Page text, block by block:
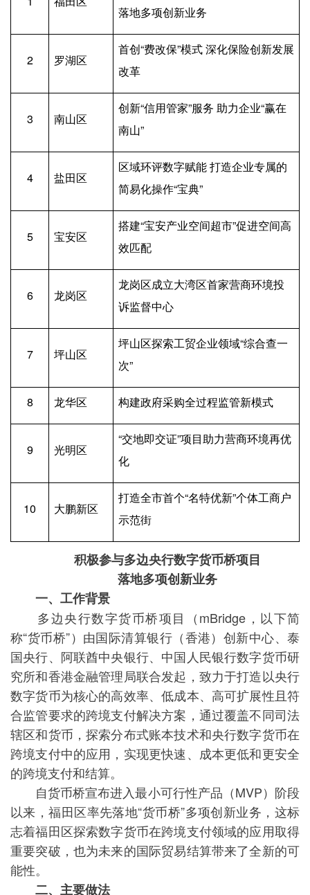
落地多项创新业务
2 罗湖区
首创“费改保”模式 深化保险创新发展
改革
3 南山区
创新“信用管家”服务 助力企业“赢在
南山”
4 盐田区
区域环评数字赋能 打造企业专属的
简易化操作“宝典”
5 宝安区
搭建“宝安产业空间超市”促进空间高
效匹配
6 龙岗区
龙岗区成立大湾区首家营商环境投
诉监督中心
7 坪山区
坪山区探索工贸企业领域“综合查一
次”
8 龙华区 构建政府采购全过程监管新模式
9 光明区
“交地即交证”项目助力营商环境再优
化
10 大鹏新区
打造全市首个“名特优新”个体工商户
示范街
积极参与多边央行数字货币桥项目
落地多项创新业务
一、工作背景
多边央行数字货币桥项目（mBridge，以下简
称“货币桥”）由国际清算银行（香港）创新中心、泰
国央行、阿联酋中央银行、中国人民银行数字货币研
究所和香港金融管理局联合发起，致力于打造以央行
数字货币为核心的高效率、低成本、高可扩展性且符
合监管要求的跨境支付解决方案，通过覆盖不同司法
辖区和货币，探索分布式账本技术和央行数字货币在
跨境支付中的应用，实现更快速、成本更低和更安全
的跨境支付和结算。
自货币桥宣布进入最小可行性产品（MVP）阶段
以来，福田区率先落地“货币桥”多项创新业务，这标
志着福田区探索数字货币在跨境支付领域的应用取得
重要突破，也为未来的国际贸易结算带来了全新的可
能性。
二、主要做法